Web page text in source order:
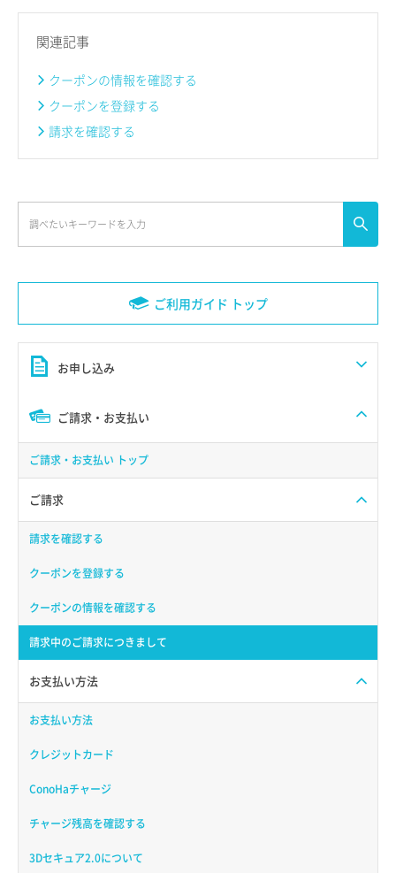
ご利用ガイド トップ
お申し込み
ご請求・お支払い
ご請求・お支払い トップ
ご請求
請求を確認する
クーポンを登録する
クーポンの情報を確認する
請求中のご請求につきまして
お支払い方法
お支払い方法
クレジットカード
ConoHaチャージ
チャージ残高を確認する
3Dセキュア2.0について
関連記事
クーポンの情報を確認する
クーポンを登録する
請求を確認する